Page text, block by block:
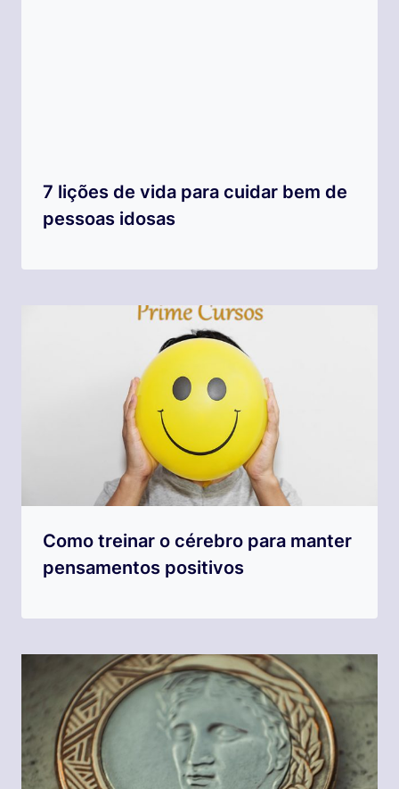
7 lições de vida para cuidar bem de
pessoas idosas
Como treinar o cérebro para manter
pensamentos positivos